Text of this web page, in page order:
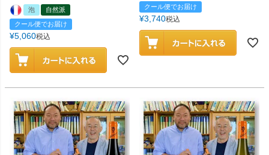
泡
自然派
クール便でお届け
¥5,060税込
クール便でお届け
¥3,740税込